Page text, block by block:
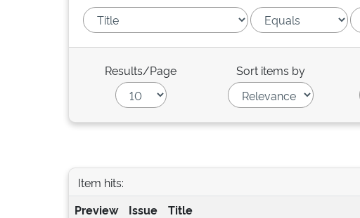
Results/Page Sort items by
Item hits:
Preview
Issue
Title